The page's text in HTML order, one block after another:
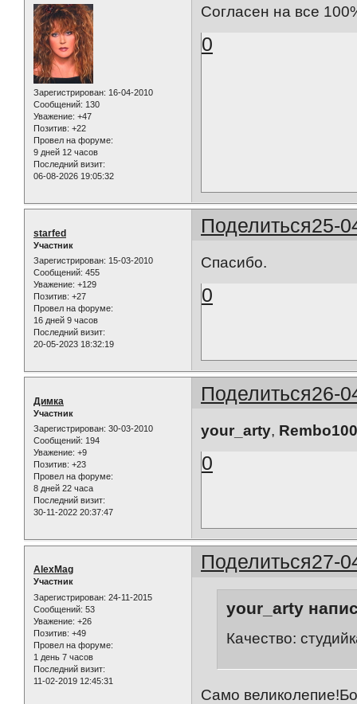
Зарегистрирован: 16-04-2010
Сообщений: 130
Уважение: +47
Позитив: +22
Провел на форуме:
9 дней 12 часов
Последний визит:
06-08-2026 19:05:32
Согласен на все
0
Поделиться25-
starfed
Участник
Зарегистрирован: 15-03-2010
Сообщений: 455
Уважение: +129
Позитив: +27
Провел на форуме:
16 дней 9 часов
Последний визит:
20-05-2023 18:32:19
Спасибо.
0
Поделиться26-
Димка
Участник
Зарегистрирован: 30-03-2010
Сообщений: 194
Уважение: +9
Позитив: +23
Провел на форуме:
8 дней 22 часа
Последний визит:
30-11-2022 20:37:47
your_arty,
0
Поделиться27-
AlexMag
Участник
Зарегистрирован: 24-11-2015
Сообщений: 53
Уважение: +26
Позитив: +49
Провел на форуме:
1 день 7 часов
Последний визит:
11-02-2019 12:45:31
your_arty
Качество:
Само